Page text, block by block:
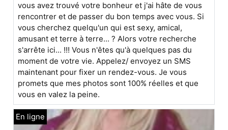
vous avez trouvé votre bonheur et j'ai hâte de vous
rencontrer et de passer du bon temps avec vous. Si
vous cherchez quelqu'un qui est sexy, amical,
amusant et terre à terre... ? Alors votre recherche
s'arrête ici... !!! Vous n'êtes qu'à quelques pas du
moment de votre vie. Appelez/ envoyez un SMS
maintenant pour fixer un rendez-vous. Je vous
promets que mes photos sont 100% réelles et que
vous en valez la peine.